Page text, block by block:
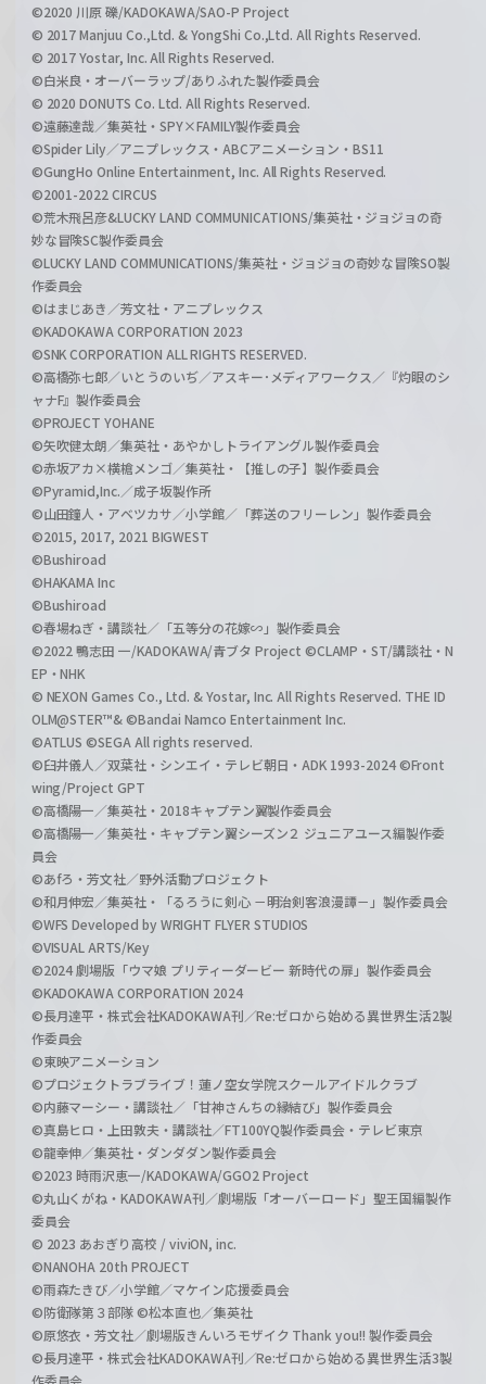
©2020 川原 礫/KADOKAWA/SAO-P Project
© 2017 Manjuu Co.,Ltd. & YongShi Co.,Ltd. All Rights Reserved.
© 2017 Yostar, Inc. All Rights Reserved.
©白米良・オーバーラップ/ありふれた製作委員会
© 2020 DONUTS Co. Ltd. All Rights Reserved.
©遠藤達哉／集英社・SPY×FAMILY製作委員会
©Spider Lily／アニプレックス・ABCアニメーション・BS11
©GungHo Online Entertainment, Inc. All Rights Reserved.
©2001-2022 CIRCUS
©荒木飛呂彦&LUCKY LAND COMMUNICATIONS/集英社・ジョジョの奇
妙な冒険SC製作委員会
©LUCKY LAND COMMUNICATIONS/集英社・ジョジョの奇妙な冒険SO製
作委員会
©はまじあき／芳文社・アニプレックス
©KADOKAWA CORPORATION 2023
©SNK CORPORATION ALL RIGHTS RESERVED.
©高橋弥七郎／いとうのいぢ／アスキー･メディアワークス／『灼眼のシ
ャナF』製作委員会
©PROJECT YOHANE
©矢吹健太朗／集英社・あやかしトライアングル製作委員会
©赤坂アカ×横槍メンゴ／集英社・【推しの子】製作委員会
©Pyramid,Inc.／成子坂製作所
©山田鐘人・アベツカサ／小学館／「葬送のフリーレン」製作委員会
©2015, 2017, 2021 BIGWEST
©Bushiroad
©HAKAMA Inc
©Bushiroad
©春場ねぎ・講談社／「五等分の花嫁∽」製作委員会
©2022 鴨志田 一/KADOKAWA/青ブタ Project ©CLAMP・ST/講談社・N
EP・NHK
© NEXON Games Co., Ltd. & Yostar, Inc. All Rights Reserved. THE ID
OLM@STER™& ©Bandai Namco Entertainment Inc.
©ATLUS ©SEGA All rights reserved.
©臼井儀人／双葉社・シンエイ・テレビ朝日・ADK 1993-2024 ©Front
wing/Project GPT
©高橋陽一／集英社・2018キャプテン翼製作委員会
©高橋陽一／集英社・キャプテン翼シーズン２ ジュニアユース編製作委
員会
©あfろ・芳文社／野外活動プロジェクト
©和月伸宏／集英社・「るろうに剣心 －明治剣客浪漫譚－」製作委員会
©WFS Developed by WRIGHT FLYER STUDIOS
©VISUAL ARTS/Key
©2024 劇場版「ウマ娘 プリティーダービー 新時代の扉」製作委員会
©KADOKAWA CORPORATION 2024
©長月達平・株式会社KADOKAWA刊／Re:ゼロから始める異世界生活2製
作委員会
©東映アニメーション
©プロジェクトラブライブ！蓮ノ空女学院スクールアイドルクラブ
©内藤マーシー・講談社／「甘神さんちの縁結び」製作委員会
©真島ヒロ・上田敦夫・講談社／FT100YQ製作委員会・テレビ東京
©龍幸伸／集英社・ダンダダン製作委員会
©2023 時雨沢恵一/KADOKAWA/GGO2 Project
©丸山くがね・KADOKAWA刊／劇場版「オーバーロード」聖王国編製作
委員会
© 2023 あおぎり高校 / viviON, inc.
©NANOHA 20th PROJECT
©雨森たきび／小学館／マケイン応援委員会
©防衛隊第３部隊 ©松本直也／集英社
©原悠衣・芳文社／劇場版きんいろモザイク Thank you!! 製作委員会
©長月達平・株式会社KADOKAWA刊／Re:ゼロから始める異世界生活3製
作委員会